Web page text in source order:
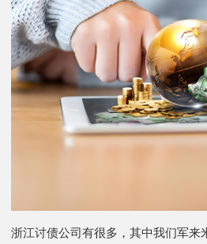
浙江讨债公司有很多，其中我们军来